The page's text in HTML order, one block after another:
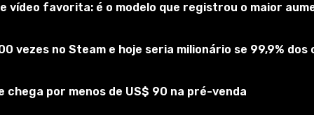
vídeo favorita: é o modelo que registrou o maior
vezes no Steam e hoje seria milionário se 99,9%
chega por menos de US$ 90 na pré-venda